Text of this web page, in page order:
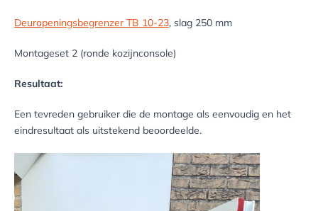
Deuropeningsbegrenzer TB 10-23, slag 250 mm
Montageset 2 (ronde kozijnconsole)
Resultaat:
Een tevreden gebruiker die de montage als eenvoudig en het
eindresultaat als uitstekend beoordeelde.